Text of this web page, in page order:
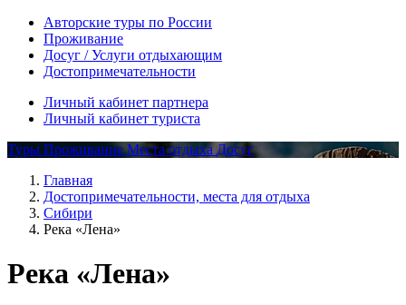
Авторские туры по России
Проживание
Досуг / Услуги отдыхающим
Достопримечательности
Личный кабинет партнера
Личный кабинет туриста
Туры ПроживаниеМеста отдыха Досуг
Главная
Достопримечательности, места для отдыха
Сибири
Река «Лена»
Река «Лена»